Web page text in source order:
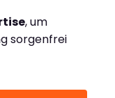
, um
sorgenfrei